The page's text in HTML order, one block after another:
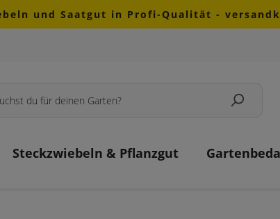
und Saatgut in Profi-Qualität -
Steckzwiebeln & Pflanzgut